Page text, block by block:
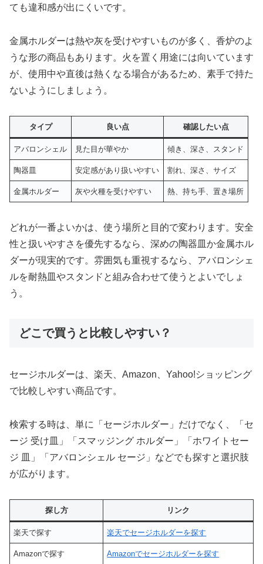
ても違和感が出にくいです。
金属ホルダーは熱や灰を受けやすいものが多く、香炉のよ
うな形の商品もあります。火を置く用途には向いています
が、使用中や直後は熱くなる場合があるため、素手で持た
ないようにしましょう。
タイプ 良い点 確認したい点
アバロンシェル 見た目が華やか 傾き、深さ、スタンド
陶器皿 安定感があり扱いやすい 割れ、深さ、サイズ
金属ホルダー 灰や火種を受けやすい 熱、持ち手、置き場所
どれが一番よいかは、使う場所と目的で変わります。安全
性と扱いやすさを優先するなら、深めの陶器皿か金属ホル
ダーが現実的です。雰囲気も重視するなら、アバロンシェ
ルを耐熱皿やスタンドと組み合わせて使うとよいでしょ
う。
どこで買うと比較しやすい？
セージホルダーは、楽天、Amazon、Yahoo!ショッピング
で比較しやすい商品です。
検索する時は、単に「セージホルダー」だけでなく、「セ
ージ 受け皿」「スマッジング ホルダー」「ホワイトセー
ジ 皿」「アバロンシェル セージ」などでも探すと選択肢
が広がります。
探し方 リンク
楽天で探す 楽天でセージホルダーを探す
Amazonで探す Amazonでセージホルダーを探す